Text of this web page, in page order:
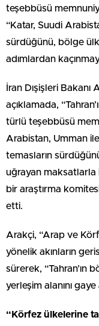
teşebbüsü
“Katar, Suudi
sürdüğünü, bölge
adımlardan
İran Dışişleri Bakanı
açıklamada,
türlü teşebbüsü
Arabistan, Umman
temasların
uğrayan
bir araştırma
etti.
Arakçi, “Arap ve
yönelik akınların
sürerek, “Tahran’ın
yerleşim alanını gaye
“Körfez ülkelerine